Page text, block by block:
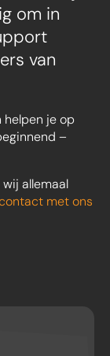
om in
van
je op
–
allemaal
met ons